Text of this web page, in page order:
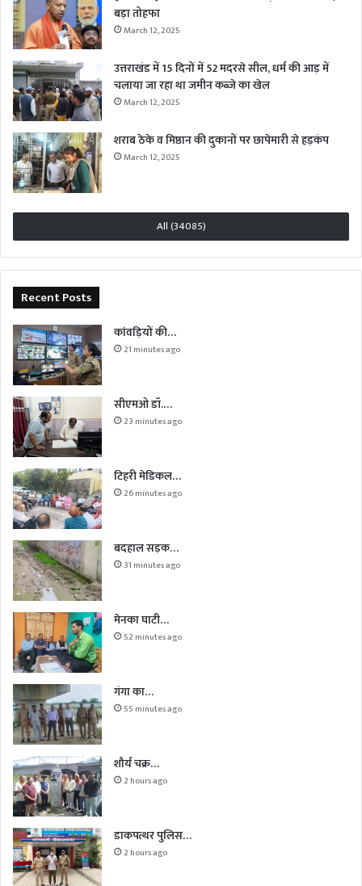
बड़ा तोहफा
March 12, 2025
उत्तराखंड में 15 दिनों में 52 मदरसे सील, धर्म की आड़ में
चलाया जा रहा था जमीन कब्जे का खेल
March 12, 2025
शराब ठेके व मिष्ठान की दुकानों पर छापेमारी से हड़कंप
March 12, 2025
All (34085)
Recent Posts
कांवड़ियों की…
21 minutes ago
सीएमओ डॉ.…
23 minutes ago
टिहरी मेडिकल…
26 minutes ago
बदहाल सड़क…
31 minutes ago
मेनका घाटी…
52 minutes ago
गंगा का…
55 minutes ago
शौर्य चक्र…
2 hours ago
डाकपत्थर पुलिस…
2 hours ago